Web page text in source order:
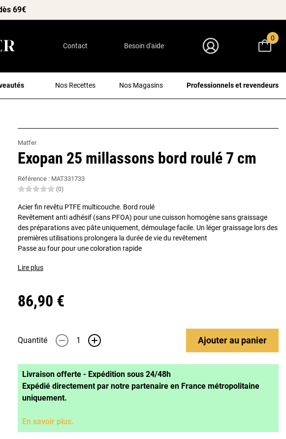
69€
Contact Besoin d'aide
0
Nos Recettes Nos Magasins Professionnels et revendeurs
Matfer
Exopan 25 millassons bord roulé 7 cm
Référence : MAT331733
(0)
Acier fin revêtu PTFE multicouche. Bord roulé
Revêtement anti adhésif (sans PFOA) pour une cuisson homogène sans graissage
des préparations avec pâte uniquement, démoulage facile. Un léger graissage lors des
premières utilisations prolongera la durée de vie du revêtement
Passe au four pour une coloration rapide
Lire plus
86,90 €
Quantité - + Ajouterau panier
Livraison offerte - Expédition sous 24/48h
Expédié directement par notre partenaire en France métropolitaine
uniquement.
En savoir plus.